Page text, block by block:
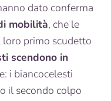
dato conferma
mobilità, che le
loro primo scudetto
scendono in
i biancocelesti
il secondo colpo